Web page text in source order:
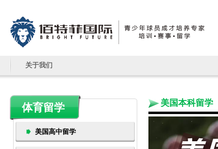
关于我们
体育留学
美国高中留学
美国本科留学